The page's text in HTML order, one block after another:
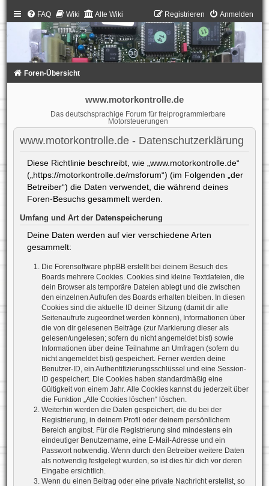
FAQ Wiki Alte Wiki Anmelden
Registrieren
Foren-Übersicht
www.motorkontrolle.de
Das deutschsprachige Forum für freiprogrammierbare
Motorsteuerungen
www.motorkontrolle.de - Datenschutzerklärung
Diese Richtlinie beschreibt, wie „www.motorkontrolle.de“
(„https://motorkontrolle.de/msforum“) (im Folgenden „der
Betreiber“) die Daten verwendet, die während deines
Foren-Besuchs gesammelt werden.
Umfang und Art der Datenspeicherung
Deine Daten werden auf vier verschiedene Arten
gesammelt:
Die Forensoftware phpBB erstellt bei deinem Besuch des
Boards mehrere Cookies. Cookies sind kleine Textdateien, die
dein Browser als temporäre Dateien ablegt und die zwischen
den einzelnen Aufrufen des Boards erhalten bleiben. In diesen
Cookies sind die aktuelle ID deiner Sitzung (damit dir alle
Seitenaufrufe zugeordnet werden können), Informationen über
die von dir gelesenen Beiträge (zur Markierung dieser als
gelesen/ungelesen; sofern du nicht angemeldet bist) sowie
Informationen über deine Teilnahme an Umfragen (sofern du
nicht angemeldet bist) gespeichert. Ferner werden deine
Benutzer-ID, ein Authentifizierungsschlüssel und eine Session-
ID gespeichert. Die Cookies haben standardmäßig eine
Gültigkeit von einem Jahr. Alle Cookies kannst du jederzeit über
die Funktion „Alle Cookies löschen“ löschen.
Weiterhin werden die Daten gespeichert, die du bei der
Registrierung, in deinem Profil oder deinem persönlichem
Bereich angibst. Für die Registrierung sind mindestens ein
eindeutiger Benutzername, eine E-Mail-Adresse und ein
Passwort notwendig. Wenn durch den Betreiber weitere Daten
als notwendig festgelegt wurden, so ist dies für dich vor deren
Eingabe ersichtlich.
Wenn du einen Beitrag oder eine private Nachricht erstellst, so